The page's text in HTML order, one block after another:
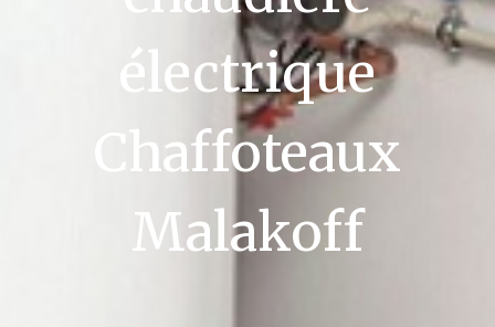
électrique
Chaffoteaux
Malakoff